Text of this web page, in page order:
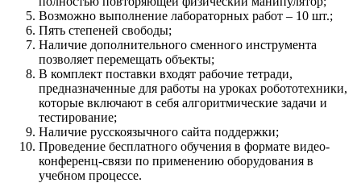
Возможно выполнение лабораторных работ – 10 шт.;
Пять степеней свободы;
Наличие дополнительного сменного инструмента
позволяет перемещать объекты;
В комплект поставки входят рабочие тетради,
предназначенные для работы на уроках робототехники,
которые включают в себя алгоритмические задачи и
тестирование;
Наличие русскоязычного сайта поддержки;
Проведение бесплатного обучения в формате видео-
конференц-связи по применению оборудования в
учебном процессе.